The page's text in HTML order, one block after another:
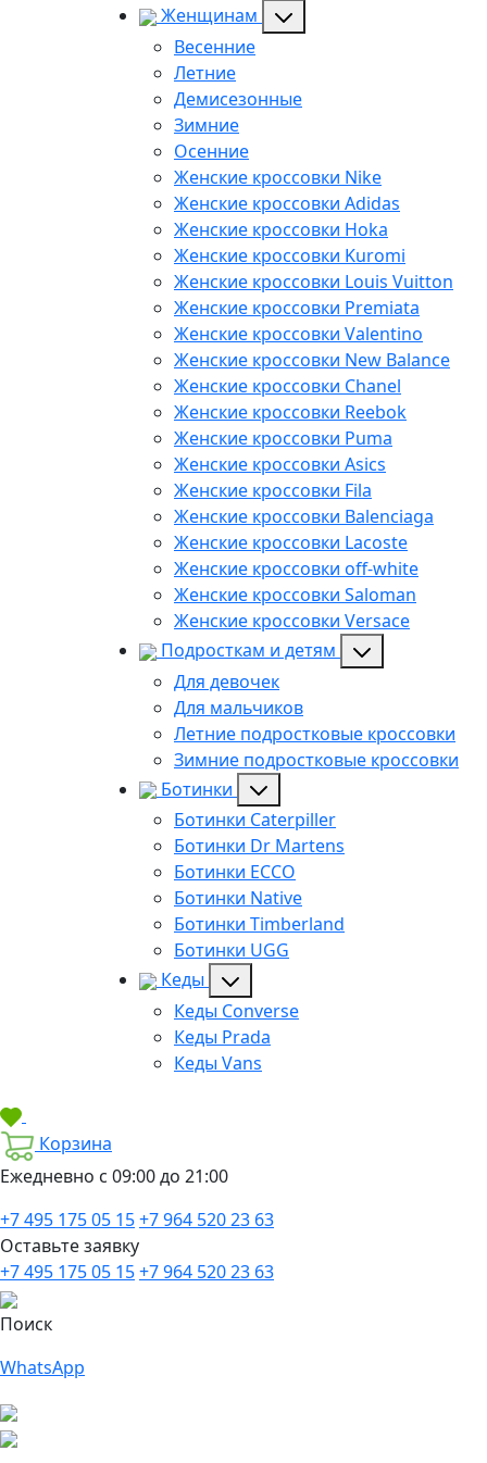
Женщинам
Весенние
Летние
Демисезонные
Зимние
Осенние
Женские кроссовки Nike
Женские кроссовки Adidas
Женские кроссовки Hoka
Женские кроссовки Kuromi
Женские кроссовки Louis Vuitton
Женские кроссовки Premiata
Женские кроссовки Valentino
Женские кроссовки New Balance
Женские кроссовки Chanel
Женские кроссовки Reebok
Женские кроссовки Puma
Женские кроссовки Asics
Женские кроссовки Fila
Женские кроссовки Balenciaga
Женские кроссовки Lacoste
Женские кроссовки off-white
Женские кроссовки Saloman
Женские кроссовки Versace
Подросткам и детям
Для девочек
Для мальчиков
Летние подростковые кроссовки
Зимние подростковые кроссовки
Ботинки
Ботинки Caterpiller
Ботинки Dr Martens
Ботинки ECCO
Ботинки Native
Ботинки Timberland
Ботинки UGG
Кеды
Кеды Converse
Кеды Prada
Кеды Vans
Корзина
Ежедневно с 09:00 до 21:00
+7 495 175 05 15+7 964 520 23 63
Оставьте заявку
+7 495 175 05 15+7 964 520 23 63
Поиск
WhatsApp